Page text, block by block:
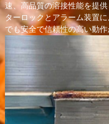
の
歪
み
強
度
薄
板
薄板や精密部
品に最適です
良い
が
速、高品質の溶接性能を提
ターロックとアラーム装置
でも安全で信頼性の高い動